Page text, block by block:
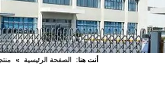
أنت هنا: الصفحة الرئيسية »